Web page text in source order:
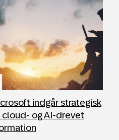
indgår strategisk
og AI-drevet